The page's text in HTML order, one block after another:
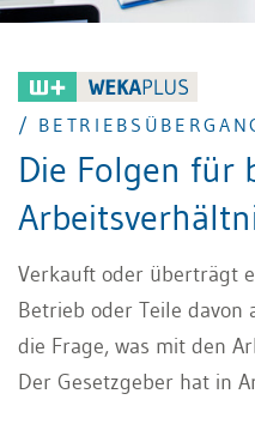
/
Die Folgen für
Verkauft oder überträgt
Betrieb oder Teile
die Frage, was mit den
Der Gesetzgeber hat in